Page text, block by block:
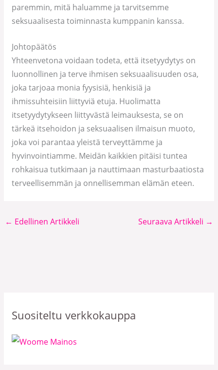
paremmin, mitä haluamme ja tarvitsemme
seksuaalisesta toiminnasta kumppanin kanssa.
Johtopäätös
Yhteenvetona voidaan todeta, että itsetyydytys on
luonnollinen ja terve ihmisen seksuaalisuuden osa,
joka tarjoaa monia fyysisiä, henkisiä ja
ihmissuhteisiin liittyviä etuja. Huolimatta
itsetyydytykseen liittyvästä leimauksesta, se on
tärkeä itsehoidon ja seksuaalisen ilmaisun muoto,
joka voi parantaa yleistä terveyttämme ja
hyvinvointiamme. Meidän kaikkien pitäisi tuntea
rohkaisua tutkimaan ja nauttimaan masturbaatiosta
terveellisemmän ja onnellisemman elämän eteen.
← Edellinen Artikkeli Seuraava Artikkeli →
Suositeltu verkkokauppa